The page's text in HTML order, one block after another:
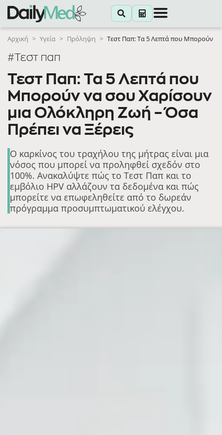
Αρχική > Υγεία > Πρόληψη > Τεστ Παπ: Τα 5 Λεπτά που Μπορούν
#Τεστ παπ
Τεστ Παπ: Τα 5 Λεπτά που
Μπορούν να σου Χαρίσουν
μια Ολόκληρη Ζωή – Όσα
Πρέπει να Ξέρεις
Ο καρκίνος του τραχήλου της μήτρας είναι μια
νόσος που μπορεί να προληφθεί σχεδόν στο
100%. Ανακαλύψτε πώς το Τεστ Παπ και το
εμβόλιο HPV αλλάζουν τα δεδομένα και πώς
μπορείτε να επωφεληθείτε από το δωρεάν
πρόγραμμα προσυμπτωματικού ελέγχου.